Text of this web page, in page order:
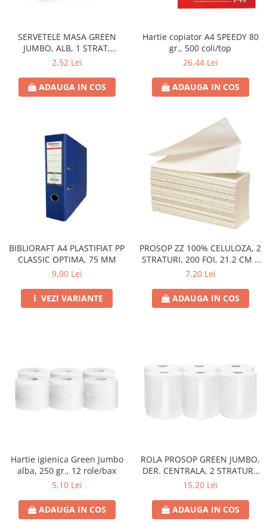
Lumanari
Mopuri
Odorizante cameră/auto
Odorizante toaletă
Saci menajeri
Detergenți și balsam de rufe
Dispensere/dozatoare
Tipizate
Tuș & more
SERVETELE MASA GREEN
JUMBO, ALB, 1 STRAT,
25X25CM
2,52 Lei
ADAUGA IN COS
Hartie copiator A4 SPEEDY 80
gr., 500 coli/top
26,44 Lei
ADAUGA IN COS
BIBLIORAFT A4 PLASTIFIAT PP
CLASSIC OPTIMA, 75 MM
9,00 Lei
VEZI VARIANTE
PROSOP ZZ 100% CELULOZA, 2
STRATURI, 200 FOI, 21.2 CM X
21CM
7,20 Lei
ADAUGA IN COS
Hartie igienica Green Jumbo
alba, 250 gr., 12 role/bax
5,10 Lei
ADAUGA IN COS
ROLA PROSOP GREEN JUMBO,
DER. CENTRALA, 2 STRATURI,
100 M,
15,20 Lei
ADAUGA IN COS